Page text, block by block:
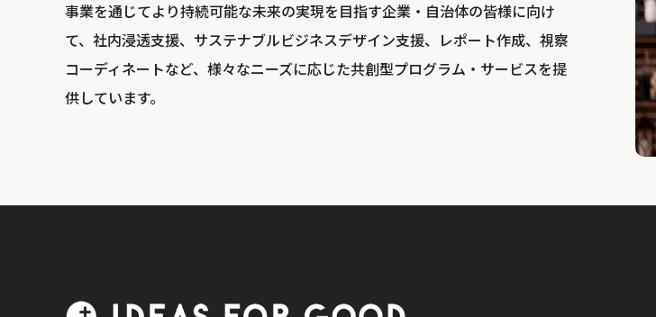
事業を通じてより持続可能な未来の実現を目指す企業・自治体の皆様に向け
て、社内浸透支援、サステナブルビジネスデザイン支援、レポート作成、視察
コーディネートなど、様々なニーズに応じた共創型プログラム・サービスを提
供しています。